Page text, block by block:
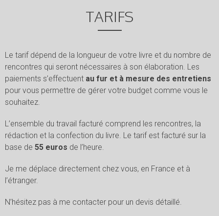
TARIFS
Le tarif dépend de la longueur de votre livre et du nombre de
rencontres qui seront nécessaires à son élaboration. Les
paiements s’effectuent au fur et à mesure des entretiens
pour vous permettre de gérer votre budget comme vous le
souhaitez.
L’ensemble du travail facturé comprend les rencontres, la
rédaction et la confection du livre. Le tarif est facturé sur la
base de 55 euros de l’heure.
Je me déplace directement chez vous, en France et à
l’étranger.
N’hésitez pas à me contacter pour un devis détaillé.